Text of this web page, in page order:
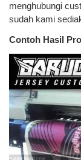
menghubungi
sudah kami
Contoh Hasil